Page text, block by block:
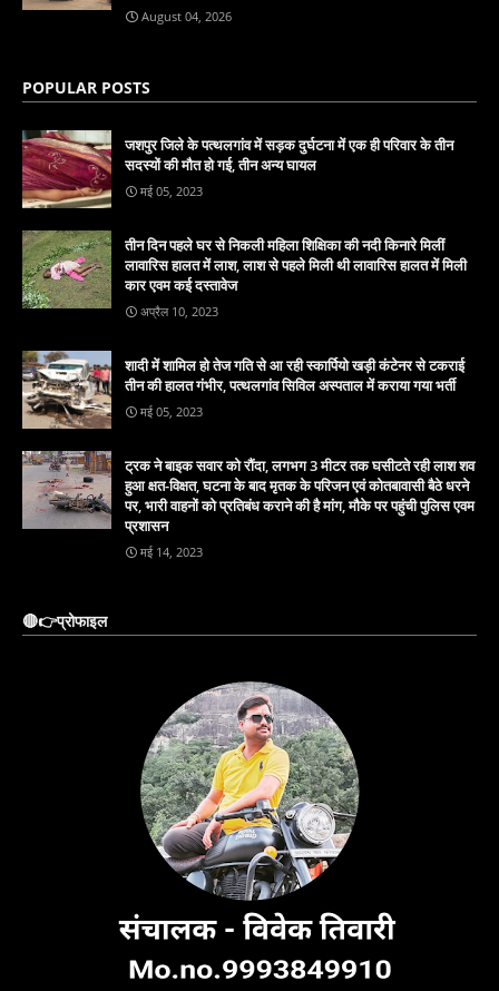
August 04, 2026
POPULAR POSTS
जशपुर जिले के पत्थलगांव में सड़क दुर्घटना में एक ही परिवार के तीन
सदस्यों की मौत हो गई, तीन अन्य घायल
मई 05, 2023
तीन दिन पहले घर से निकली महिला शिक्षिका की नदी किनारे मिलीं
लावारिस हालत में लाश, लाश से पहले मिली थी लावारिस हालत में मिली
कार एवम कई दस्तावेज
अप्रैल 10, 2023
शादी में शामिल हो तेज गति से आ रही स्कार्पियो खड़ी कंटेनर से टकराई
तीन की हालत गंभीर, पत्थलगांव सिविल अस्पताल में कराया गया भर्ती
मई 05, 2023
ट्रक ने बाइक सवार को रौंदा, लगभग 3 मीटर तक घसीटते रही लाश शव
हुआ क्षत-विक्षत, घटना के बाद मृतक के परिजन एवं कोतबावासी बैठे धरने
पर, भारी वाहनों को प्रतिबंध कराने की है मांग, मौके पर पहुंची पुलिस एवम
प्रशासन
मई 14, 2023
🔴👉प्रोफाइल